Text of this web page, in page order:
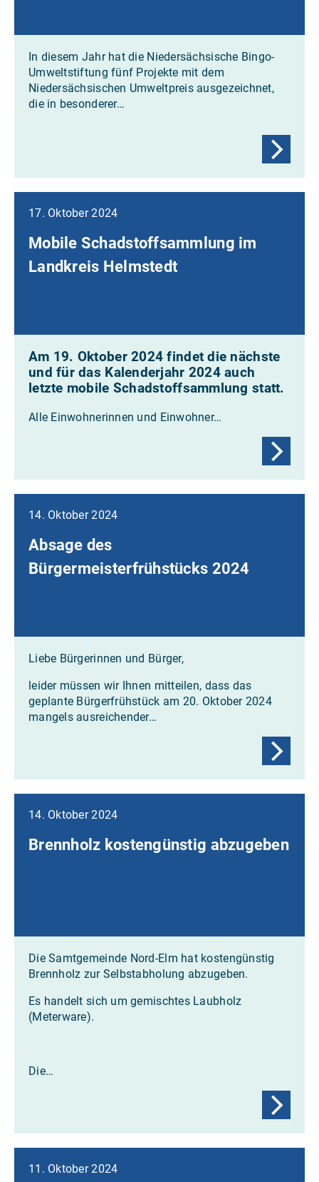
In diesem Jahr hat die Niedersächsische Bingo-
Umweltstiftung fünf Projekte mit dem
Niedersächsischen Umweltpreis ausgezeichnet,
die in besonderer…
17. Oktober 2024
Mobile Schadstoffsammlung im
Landkreis Helmstedt
Am 19. Oktober 2024 findet die nächste
und für das Kalenderjahr 2024 auch
letzte mobile Schadstoffsammlung statt.
Alle Einwohnerinnen und Einwohner…
14. Oktober 2024
Absage des
Bürgermeisterfrühstücks 2024
Liebe Bürgerinnen und Bürger,
leider müssen wir Ihnen mitteilen, dass das
geplante Bürgerfrühstück am 20. Oktober 2024
mangels ausreichender…
14. Oktober 2024
Brennholz kostengünstig abzugeben
Die Samtgemeinde Nord-Elm hat kostengünstig
Brennholz zur Selbstabholung abzugeben.
Es handelt sich um gemischtes Laubholz
(Meterware).
Die…
11. Oktober 2024